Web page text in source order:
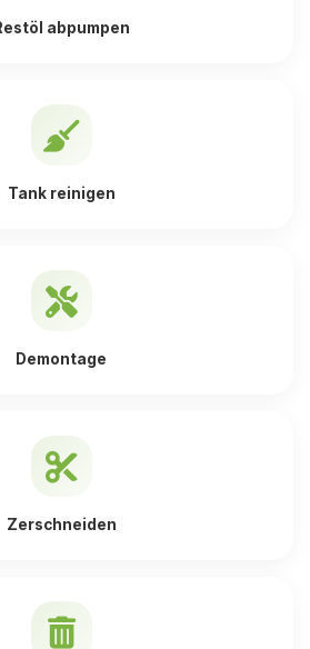
abpumpen
Tank reinigen
Demontage
Zerschneiden